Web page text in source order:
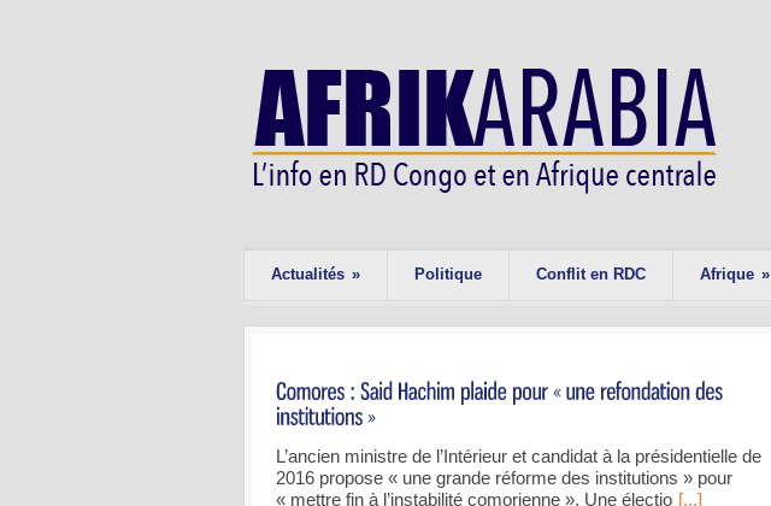
Actualités » Politique Conflit en RDC Afrique »
L’ancien ministre de l’Intérieur et candidat à la présidentielle de
2016 propose « une grande réforme des institutions » pour
« mettre fin à l’instabilité comorienne ». Une électio [...]